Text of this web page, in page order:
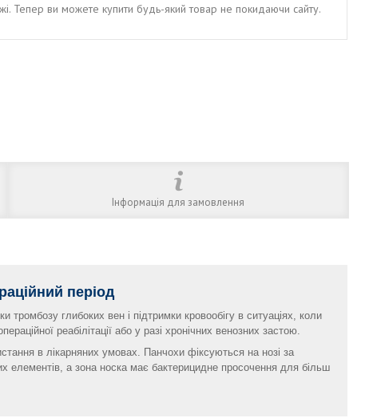
Тепер ви можете купити будь-який товар не покидаючи сайту.
Інформація для замовлення
період
тромбозу глибоких вен і підтримки кровообігу в ситуаціях, коли
реабілітації або у разі хронічних венозних застою.
в лікарняних умовах. Панчохи фіксуються на нозі за
елементів, а зона носка має бактерицидне просочення для більш